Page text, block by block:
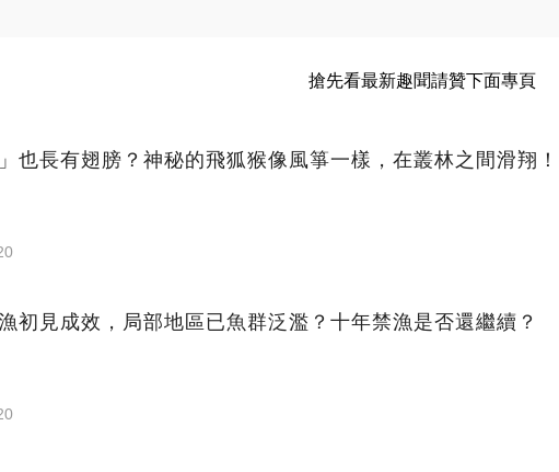
搶先看最新趣聞請贊下面專頁
」也長有翅膀？神秘的飛狐猴像風箏一樣，在叢林之間滑翔！
初見成效，局部地區已魚群泛濫？十年禁漁是否還繼續？